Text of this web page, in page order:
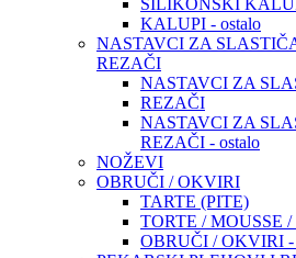
SILIKONSKI
KALUPI - ostalo
NASTAVCI ZA
REZAČI
NASTAVCI ZA
REZAČI
NASTAVCI ZA
REZAČI - ostalo
NOŽEVI
OBRUČI / OKVIRI
TARTE (PITE)
TORTE / MOUSSE
OBRUČI / OKVIRI -